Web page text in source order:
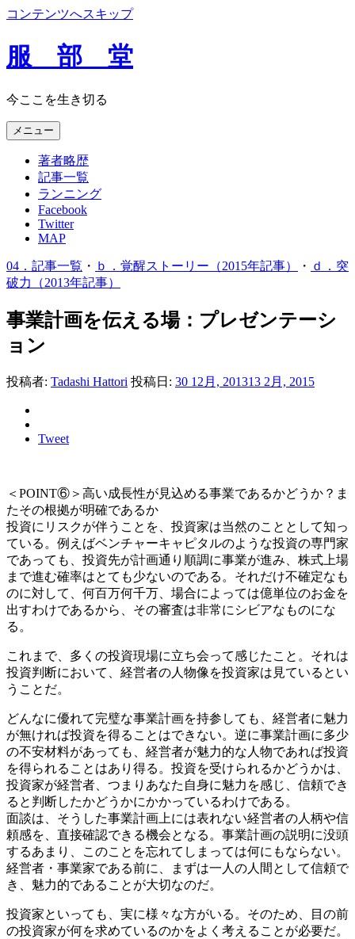
コンテンツへスキップ
服 部 堂
今ここを生き切る
メニュー
著者略歴
記事一覧
ランニング
Facebook
Twitter
MAP
04．記事一覧 ・ ｂ．覚醒ストーリー（2015年記事） ・ ｄ．突
破力（2013年記事）
事業計画を伝える場：プレゼンテーシ
ョン
投稿者: Tadashi Hattori 投稿日: 30 12月, 201313 2月, 2015
Tweet
＜POINT⑥＞高い成長性が見込める事業であるかどうか？ま
たその根拠が明確であるか
投資にリスクが伴うことを、投資家は当然のこととして知っ
ている。例えばベンチャーキャピタルのような投資の専門家
であっても、投資先が計画通り順調に事業が進み、株式上場
まで進む確率はとても少ないのである。それだけ不確定なも
のに対して、何百万何千万、場合によっては億単位のお金を
出すわけであるから、その審査は非常にシビアなものにな
る。
これまで、多くの投資現場に立ち会って感じたこと。それは
投資判断において、経営者の人物像を投資家は見ているとい
うことだ。
どんなに優れて完璧な事業計画を持参しても、経営者に魅力
が無ければ投資を得ることはできない。逆に事業計画に多少
の不安材料があっても、経営者が魅力的な人物であれば投資
を得られることはあり得る。投資を受けられるかどうかは、
投資家が経営者、つまりあなた自身に魅力を感じ、信頼でき
ると判断したかどうかにかかっているわけである。
面談は、そうした事業計画上には表れない経営者の人柄や信
頼感を、直接確認できる機会となる。事業計画の説明に没頭
するあまり、このことを忘れてしまっては何にもならない。
経営者・事業家である前に、まずは一人の人間として信頼で
き、魅力的であることが大切なのだ。
投資家といっても、実に様々な方がいる。そのため、目の前
の投資家が何を求めているのかをよく考えることが必要だ。